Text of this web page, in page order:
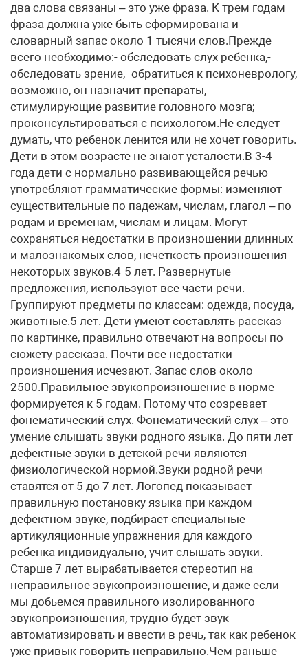
два слова связаны – это уже фраза. К трем годам
фраза должна уже быть сформирована и
словарный запас около 1 тысячи слов.Прежде
всего необходимо:- обследовать слух ребенка,-
обследовать зрение,- обратиться к психоневрологу,
возможно, он назначит препараты,
стимулирующие развитие головного мозга;-
проконсультироваться с психологом.Не следует
думать, что ребенок ленится или не хочет говорить.
Дети в этом возрасте не знают усталости.В 3-4
года дети с нормально развивающейся речью
употребляют грамматические формы: изменяют
существительные по падежам, числам, глагол – по
родам и временам, числам и лицам. Могут
сохраняться недостатки в произношении длинных
и малознакомых слов, нечеткость произношения
некоторых звуков.4-5 лет. Развернутые
предложения, используют все части речи.
Группируют предметы по классам: одежда, посуда,
животные.5 лет. Дети умеют составлять рассказ
по картинке, правильно отвечают на вопросы по
сюжету рассказа. Почти все недостатки
произношения исчезают. Запас слов около
2500.Правильное звукопроизношение в норме
формируется к 5 годам. Потому что созревает
фонематический слух. Фонематический слух – это
умение слышать звуки родного языка. До пяти лет
дефектные звуки в детской речи являются
физиологической нормой.Звуки родной речи
ставятся от 5 до 7 лет. Логопед показывает
правильную постановку языка при каждом
дефектном звуке, подбирает специальные
артикуляционные упражнения для каждого
ребенка индивидуально, учит слышать звуки.
Старше 7 лет вырабатывается стереотип на
неправильное звукопроизношение, и даже если
мы добьемся правильного изолированного
звукопроизношения, трудно будет звук
автоматизировать и ввести в речь, так как ребенок
уже привык говорить неправильно.Чем раньше